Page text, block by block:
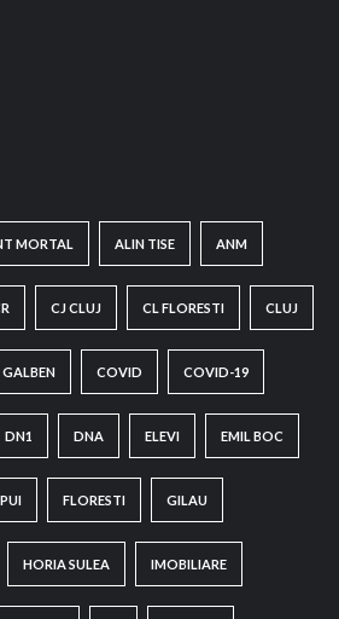
MORTAL ALIN TISE ANM
CJ CLUJ CL FLORESTI CLUJ
COVID COVID-19
DN1 DNA ELEVI EMIL BOC
FLORESTI GILAU
HORIA SULEA IMOBILIARE